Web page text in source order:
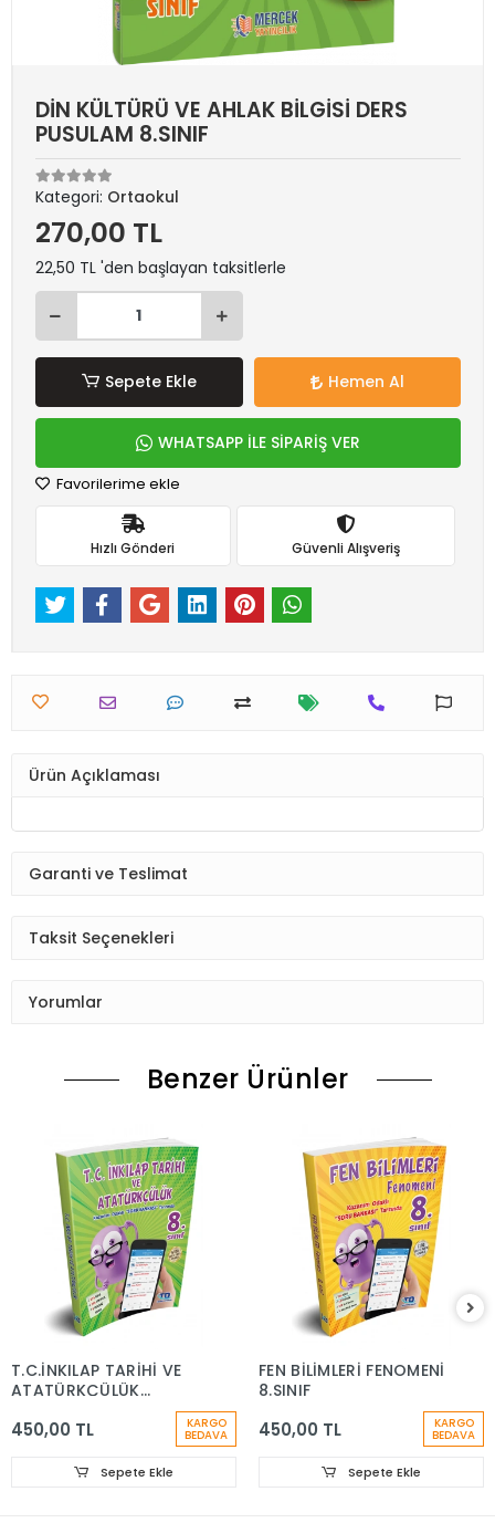
DİN KÜLTÜRÜ VE AHLAK BİLGİSİ DERS
PUSULAM 8.SINIF
Kategori: Ortaokul
270,00 TL
22,50 TL 'den başlayan taksitlerle
Sepete Ekle Hemen Al
WHATSAPP İLE SİPARİŞ VER
Favorilerime ekle
Hızlı Gönderi Güvenli Alışveriş
Ürün Açıklaması
Garanti ve Teslimat
Taksit Seçenekleri
Yorumlar
Benzer Ürünler
T.C.İNKILAP TARİHİ VE
ATATÜRKÇÜLÜK
450,00 TL KARGO
BEDAVA
Sepete Ekle
FEN BİLİMLERİ FENOMENİ
8.SINIF
450,00 TL KARGO
BEDAVA
Sepete Ekle